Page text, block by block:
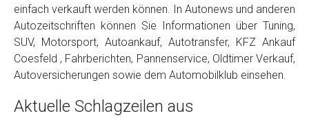
einfach verkauft werden können. In Autonews und anderen
Autozeitschriften können Sie Informationen über Tuning,
SUV, Motorsport, Autoankauf, Autotransfer, KFZ Ankauf
Coesfeld , Fahrberichten, Pannenservice, Oldtimer Verkauf,
Autoversicherungen sowie dem Automobilklub einsehen.
Aktuelle Schlagzeilen aus